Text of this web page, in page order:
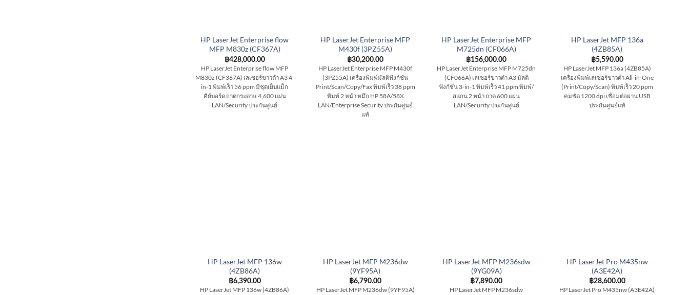
HP LaserJet Enterprise flow
MFP M830z (CF367A)
฿428,000.00
HP LaserJet Enterprise flow MFP
M830z (CF367A) เลเซอร์ขาวดำ A3 4-
in-1 พิมพ์เร็ว 56 ppm มีชุดเย็บแม็ก
คีย์บอร์ด ถาดกระดาษ 4,600 แผ่น
LAN/Security ประกันศูนย์
HP LaserJet Enterprise MFP
M430f (3PZ55A)
฿30,200.00
HP LaserJet Enterprise MFP M430f
(3PZ55A) เครื่องพิมพ์มัลติฟังก์ชัน
Print/Scan/Copy/Fax พิมพ์เร็ว 38 ppm
พิมพ์ 2 หน้า หมึก HP 58A/58X
LAN/Enterprise Security ประกันศูนย์
แท้
HP LaserJet Enterprise MFP
M725dn (CF066A)
฿156,000.00
HP LaserJet Enterprise MFP M725dn
(CF066A) เลเซอร์ขาวดำ A3 มัลติ
ฟังก์ชัน 3-in-1 พิมพ์เร็ว 41 ppm พิมพ์/
สแกน 2 หน้า ถาด 600 แผ่น
LAN/Security ประกันศูนย์
HP LaserJet MFP 136a
(4ZB85A)
฿5,590.00
HP LaserJet MFP 136a (4ZB85A)
เครื่องพิมพ์เลเซอร์ขาวดำ All-in-One
(Print/Copy/Scan) พิมพ์เร็ว 20 ppm
คมชัด 1200 dpi เชื่อมต่อผ่าน USB
ประกันศูนย์แท้
HP LaserJet MFP 136w
(4ZB86A)
฿6,390.00
HP LaserJet MFP 136w (4ZB86A)
HP LaserJet MFP M236dw
(9YF95A)
฿6,790.00
HP LaserJet MFP M236dw (9YF95A)
HP LaserJet MFP M236sdw
(9YG09A)
฿7,890.00
HP LaserJet MFP M236sdw
HP LaserJet Pro M435nw
(A3E42A)
฿28,600.00
HP LaserJet Pro M435nw (A3E42A)